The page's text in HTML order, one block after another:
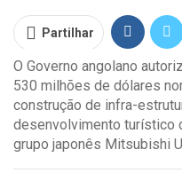
Partilhar
O Governo angolano
530 milhões de dólares
construção de infra-
desenvolvimento turístico
grupo japonês Mitsubishi